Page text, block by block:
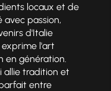
locaux et de
avec passion,
d'Italie
l'art
en génération.
allie tradition et
entre